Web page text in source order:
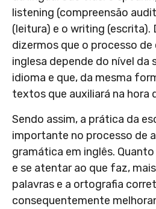
listening (compreensão
(leitura) e o writing (escrita).
dizermos que o processo de
inglesa depende do nível da
idioma e que, da mesma
textos que auxiliará na hora
Sendo assim, a prática da
importante no processo de
gramática em inglês.
e se atentar ao que faz,
palavras e a ortografia
consequentemente